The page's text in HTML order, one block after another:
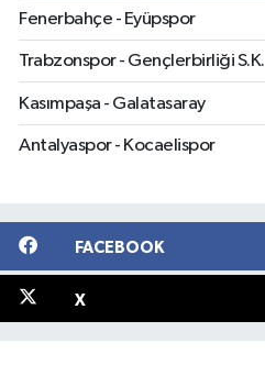
Fenerbahçe - Eyüpspor
Trabzonspor - Gençlerbirliği S.K.
Kasımpaşa - Galatasaray
Antalyaspor - Kocaelispor
FACEBOOK
X